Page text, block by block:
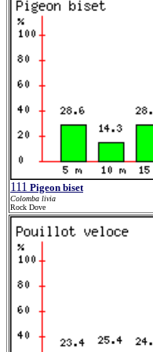
111 Pigeon biset
Colomba livia
Rock Dove